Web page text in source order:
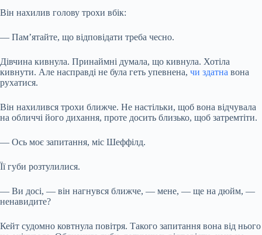
Він нахилив голову трохи вбік:
— Пам’ятайте, що відповідати треба чесно.
Дівчина кивнула. Принаймні думала, що кивнула. Хотіла
кивнути. Але насправді не була геть упевнена, чи здатна вона
рухатися.
Він нахилився трохи ближче. Не настільки, щоб вона відчувала
на обличчі його дихання, проте досить близько, щоб затремтіти.
— Ось моє запитання, міс Шеффілд.
Її губи розтулилися.
— Ви досі, — він нагнувся ближче, — мене, — ще на дюйм, —
ненавидите?
Кейт судомно ковтнула повітря. Такого запитання вона від нього